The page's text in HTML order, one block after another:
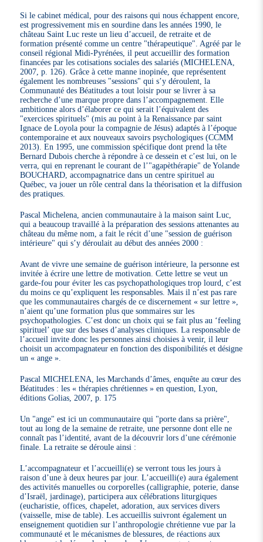
Si le cabinet médical, pour des raisons qui nous échappent encore,
est progressivement mis en sourdine dans les années 1990, le
château Saint Luc reste un lieu d’accueil, de retraite et de
formation présenté comme un centre "thérapeutique". Agréé par le
conseil régional Midi-Pyrénées, il peut accueillir des formation
financées par les cotisations sociales des salariés (MICHELENA,
2007, p. 126). Grâce à cette manne inopinée, que représentent
également les nombreuses "sessions" qui s’y déroulent, la
Communauté des Béatitudes a tout loisir pour se livrer à sa
recherche d’une marque propre dans l’accompagnement. Elle
ambitionne alors d’élaborer ce qui serait l’équivalent des
"exercices spirituels" (mis au point à la Renaissance par saint
Ignace de Loyola pour la compagnie de Jésus) adaptés à l’époque
contemporaine et aux nouveaux savoirs psychologiques (CCMM
2013). En 1995, une commission spécifique dont prend la tête
Bernard Dubois cherche à répondre à ce dessein et c’est lui, on le
verra, qui en reprenant le courant de l’"agapèthérapie" de Yolande
BOUCHARD, accompagnatrice dans un centre spirituel au
Québec, va jouer un rôle central dans la théorisation et la diffusion
des pratiques.
Pascal Michelena, ancien communautaire à la maison saint Luc,
qui a beaucoup travaillé à la préparation des sessions attenantes au
château du même nom, a fait le récit d’une "session de guérison
intérieure" qui s’y déroulait au début des années 2000 :
Avant de vivre une semaine de guérison intérieure, la personne est
invitée à écrire une lettre de motivation. Cette lettre se veut un
garde-fou pour éviter les cas psychopathologiques trop lourd, c’est
du moins ce qu’expliquent les responsables. Mais il n’est pas rare
que les communautaires chargés de ce discernement « sur lettre »,
n’aient qu’une formation plus que sommaires sur les
psychopathologies. C’est donc un choix qui se fait plus au ‘feeling
spirituel’ que sur des bases d’analyses cliniques. La responsable de
l’accueil invite donc les personnes ainsi choisies à venir, il leur
choisit un accompagnateur en fonction des disponibilités et désigne
un « ange ».
Pascal MICHELENA, les Marchands d’âmes, enquête au cœur des
Béatitudes : les « thérapies chrétiennes » en question, Lyon,
éditions Golias, 2007, p. 175
Un "ange" est ici un communautaire qui "porte dans sa prière",
tout au long de la semaine de retraite, une personne dont elle ne
connaît pas l’identité, avant de la découvrir lors d’une cérémonie
finale. La retraite se déroule ainsi :
L’accompagnateur et l’accueilli(e) se verront tous les jours à
raison d’une à deux heures par jour. L’accueilli(e) aura également
des activités manuelles ou corporelles (calligraphie, poterie, danse
d’Israël, jardinage), participera aux célébrations liturgiques
(eucharistie, offices, chapelet, adoration, aux services divers
(vaisselle, mise de table). Les accueillis suivront également un
enseignement quotidien sur l’anthropologie chrétienne vue par la
communauté et le mécanismes de blessures, de réactions aux